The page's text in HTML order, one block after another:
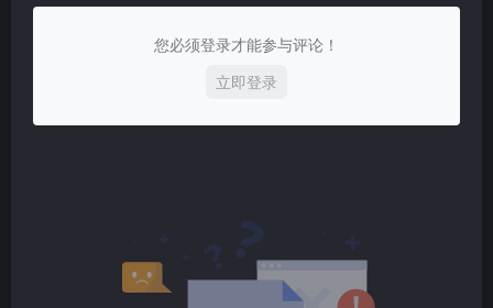
您必须登录才能参与评论！
立即登录